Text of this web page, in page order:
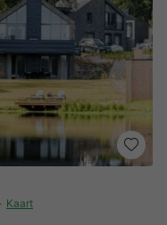
Kaart